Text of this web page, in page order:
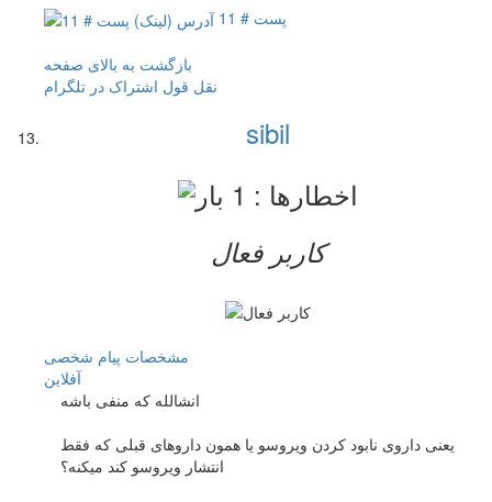
پست # 11
بازگشت به بالای صفحه
نقل قول اشتراک در تلگرام
sibil
کاربر فعال
مشخصات پیام شخصی
آفلاين
انشالله که منفی باشه
یعنی داروی نابود کردن ویروسو یا همون داروهای قبلی که فقط
انتشار ویروسو کند میکنه؟